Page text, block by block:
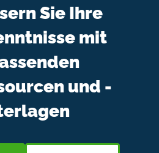
Sie Ihre
mit
und -